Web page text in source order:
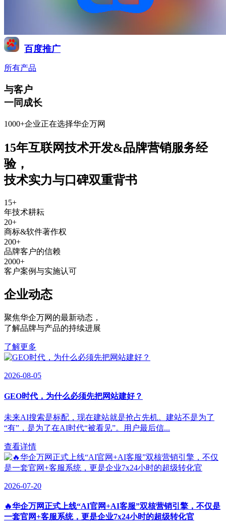
百度推广
所有产品
与客户
一同成长
1000+企业正在选择华企万网
15年互联网技术开发&品牌营销服务经
验，
技术实力与口碑双重背书
15+
年技术耕耘
20+
商标&软件著作权
200+
品牌客户的信赖
2000+
客户案例与实施认可
企业动态
聚焦华企万网的最新动态 ，
了解品牌与产品的持续进展
了解更多
2026-08-05
GEO时代，为什么必须先把网站建好？
未来AI搜索是标配，现在建站就是抢占先机。建站不是为了
“有”，是为了在AI时代“被看见”。用户最后信...
查看详情
2026-07-20
🔥华企万网正式上线“AI官网+AI客服”双核营销引擎，不仅是
一套官网+客服系统，更是企业7x24小时的超级转化官